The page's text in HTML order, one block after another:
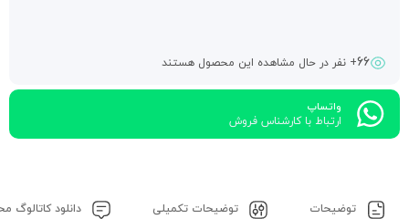
66+ نفر در حال مشاهده این محصول هستند
واتساپ
ارتباط با کارشناس فروش
توضیحات توضیحات تکمیلی دانلود کاتالوگ